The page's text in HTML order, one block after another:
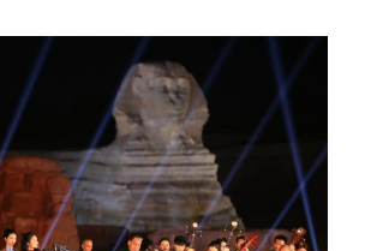
思客智库 全球连线 教育
科创 量子 体育
书画 健康 军事
视频 图片 政务
中央文件 金融 汽车